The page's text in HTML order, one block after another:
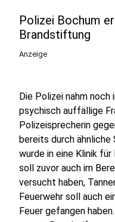
Polizei Bochum
Brandstiftung
Anzeige
Die Polizei nahm noch
psychisch auffällige
Polizeisprecherin
bereits durch
wurde in eine Klinik
soll zuvor auch im
versucht haben,
Feuerwehr soll auch
Feuer gefangen